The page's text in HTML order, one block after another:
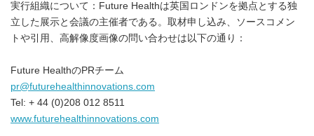
実行組織について：Future Healthは英国ロンドンを拠点とする独
立した展示と会議の主催者である。取材申し込み、ソースコメン
トや引用、高解像度画像の問い合わせは以下の通り：
Future HealthのPRチーム
pr@futurehealthinnovations.com
Tel: + 44 (0)208 012 8511
www.futurehealthinnovations.com